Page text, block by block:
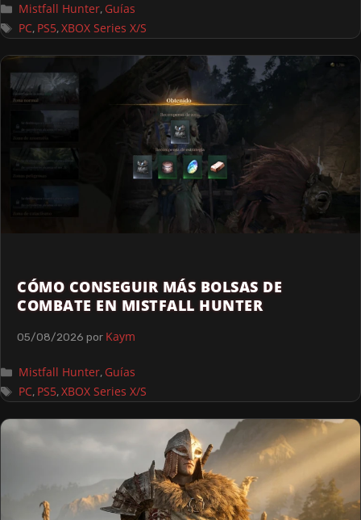
Mistfall Hunter, Guías
PC, PS5,XBOX Series X/S
CÓMO CONSEGUIR MÁS BOLSAS DE
COMBATE EN MISTFALL HUNTER
05/08/2026 por Kaym
Mistfall Hunter, Guías
PC, PS5,XBOX Series X/S